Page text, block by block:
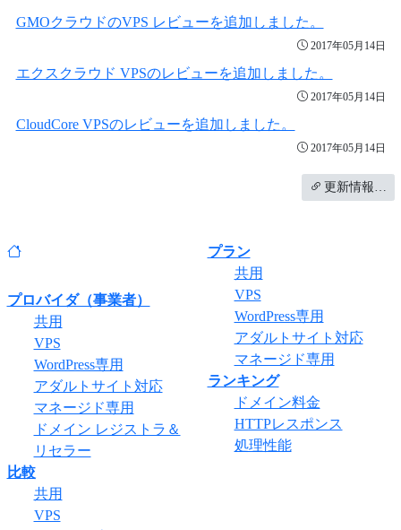
GMOクラウドのVPS レビューを追加しました。
2017年05月14日
エクスクラウド VPSのレビューを追加しました。
2017年05月14日
CloudCore VPSのレビューを追加しました。
2017年05月14日
更新情報…
プロバイダ（事業者）
共用
VPS
WordPress専用
アダルトサイト対応
マネージド専用
ドメイン レジストラ＆
リセラー
プラン
共用
VPS
WordPress専用
アダルトサイト対応
マネージド専用
ランキング
ドメイン料金
HTTPレスポンス
処理性能
比較
共用
VPS